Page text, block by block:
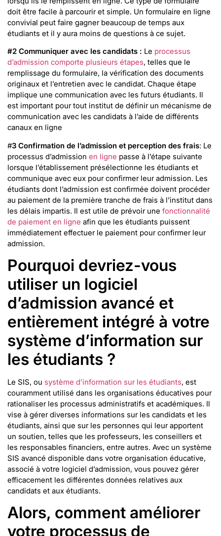
doit être facile à parcourir et simple. Un formulaire en ligne
convivial peut faire gagner beaucoup de temps aux
étudiants et il y aura moins de questions à ce sujet.
#2 Communiquer avec les candidats : Le processus
d’admission comporte plusieurs étapes, telles que le
remplissage du formulaire, la vérification des documents
originaux et l’entretien avec le candidat. Chaque étape
implique une communication avec les futurs étudiants. Il
est important pour tout institut de définir un mécanisme de
communication avec les candidats à l’aide de différents
canaux en ligne
#3 Confirmation de l’admission et perception des frais: Le
processus d’admission en ligne passe à l’étape suivante
lorsque l’établissement présélectionne les étudiants et
communique avec eux pour confirmer leur admission. Les
étudiants dont l’admission est confirmée doivent procéder
au paiement de la première tranche de frais à l’institut dans
les délais impartis. Il est utile de prévoir une fonctionnalité
de paiement en ligne afin que les étudiants puissent
immédiatement effectuer le paiement pour confirmer leur
admission.
Pourquoi devriez-vous
utiliser un logiciel
d’admission avancé et
entièrement intégré à votre
système d’information sur
les étudiants ?
Le SIS, ou système d’information sur les étudiants, est
couramment utilisé dans les organisations éducatives pour
rationaliser les processus administratifs et académiques. Il
vise à gérer diverses informations sur les candidats et les
étudiants, ainsi que sur les personnes qui leur apportent
un soutien, telles que les professeurs, les conseillers et
les responsables financiers, entre autres. Avec un système
SIS avancé disponible dans votre organisation éducative,
associé à votre logiciel d’admission, vous pouvez gérer
efficacement les différentes données relatives aux
candidats et aux étudiants.
Alors, comment améliorer
votre processus de